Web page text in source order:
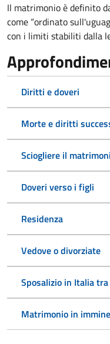
Il matrimonio è definito
come “ordinato
con i limiti stabiliti dalla
Diritti e doveri
Morte e diritti
Sciogliere il
Doveri verso i figli
Residenza
Vedove o divorziate
Sposalizio in Italia
Matrimonio in